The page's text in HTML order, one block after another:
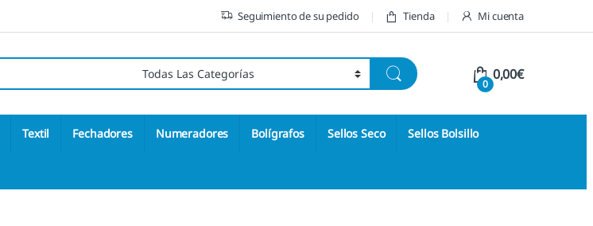
Seguimiento de su pedido Tienda Mi cuenta
0
0,00€
Textil Fechadores Numeradores Bolígrafos Sellos Seco Sellos Bolsillo